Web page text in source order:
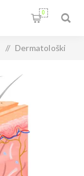
0
/ Dermatološki